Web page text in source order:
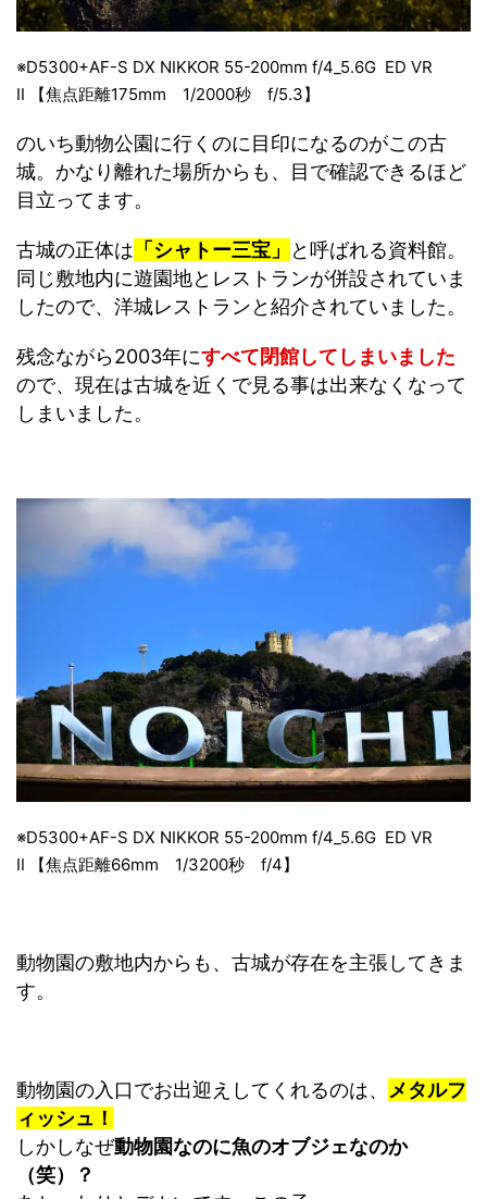
※D5300+AF-S DX NIKKOR 55-200mm f/4_5.6G ED VR
Ⅱ 【焦点距離175mm 1/2000秒 f/5.3】
のいち動物公園に行くのに目印になるのがこの古
城。かなり離れた場所からも、目で確認できるほど
目立ってます。
古城の正体は 「シャトー三宝」
と呼ばれる資料館。
同じ敷地内に遊園地とレストランが併設されていま
したので、洋城レストランと紹介されていました。
残念ながら2003年にすべて閉館してしまいました
ので、現在は古城を近くで見る事は出来なくなって
しまいました。
※D5300+AF-S DX NIKKOR 55-200mm f/4_5.6G ED VR
Ⅱ 【焦点距離66mm 1/3200秒 f/4】
動物園の敷地内からも、古城が存在を主張してきま
す。
動物園の入口でお出迎えしてくれるのは、
メタルフ
ィッシュ！
しかしなぜ動物園なのに魚のオブジェなのか
（笑）？